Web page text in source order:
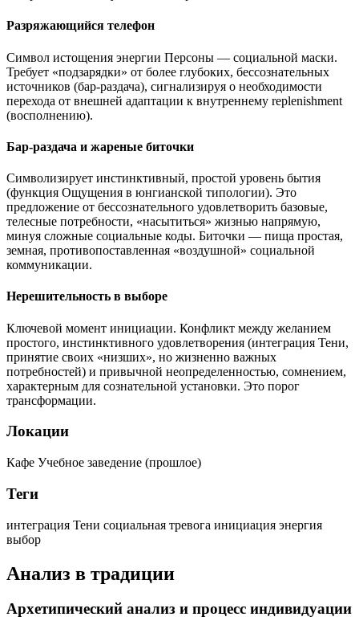
Разряжающийся телефон
Символ истощения энергии Персоны — социальной маски.
Требует «подзарядки» от более глубоких, бессознательных
источников (бар-раздача), сигнализируя о необходимости
перехода от внешней адаптации к внутреннему replenishment
(восполнению).
Бар-раздача и жареные биточки
Символизирует инстинктивный, простой уровень бытия
(функция Ощущения в юнгианской типологии). Это
предложение от бессознательного удовлетворить базовые,
телесные потребности, «насытиться» жизнью напрямую,
минуя сложные социальные коды. Биточки — пища простая,
земная, противопоставленная «воздушной» социальной
коммуникации.
Нерешительность в выборе
Ключевой момент инициации. Конфликт между желанием
простого, инстинктивного удовлетворения (интеграция Тени,
принятие своих «низших», но жизненно важных
потребностей) и привычной неопределенностью, сомнением,
характерным для сознательной установки. Это порог
трансформации.
Локации
Кафе Учебное заведение (прошлое)
Теги
интеграция Тени социальная тревога инициация энергия
выбор
Анализ в традиции
Архетипический анализ и процесс индивидуации